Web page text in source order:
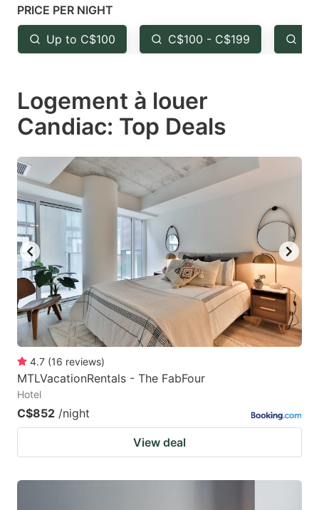
Press
the
question
key
to
the
keyboard
shortcuts
for
changing
dates.
the
question
key
to
the
keyboard
changing
dates.
PRICE PER NIGHT
Up to C$100 C$100 - C$199
Logement à louer
Candiac: Top Deals
4.7 (16 reviews)
MTLVacationRentals - The FabFour
Hotel
C$852 /night
View deal